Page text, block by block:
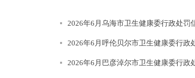
2026年6月乌海市卫生健康委行政处罚
2026年6月呼伦贝尔市卫生健康委行政
2026年6月巴彦淖尔市卫生健康委行政